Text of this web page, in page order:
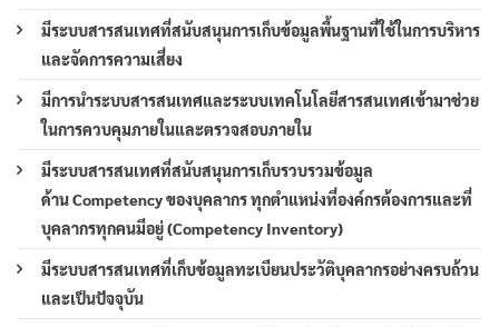
มีระบบสารสนเทศที่สนับสนุนการเก็บข้อมูลพื้นฐานที่ใช้ในการบริหาร
และจัดการความเสี่ยง
มีการนำระบบสารสนเทศและระบบเทคโนโลยีสารสนเทศเข้ามาช่วย
ในการควบคุมภายในและตรวจสอบภายใน
มีระบบสารสนเทศที่สนับสนุนการเก็บรวบรวมข้อมูล
ด้าน Competency ของบุคลากร ทุกตำแหน่งที่องค์กรต้องการและที่
บุคลากรทุกคนมีอยู่ (Competency Inventory)
มีระบบสารสนเทศที่เก็บข้อมูลทะเบียนประวัติบุคลากรอย่างครบถ้วน
และเป็นปัจจุบัน